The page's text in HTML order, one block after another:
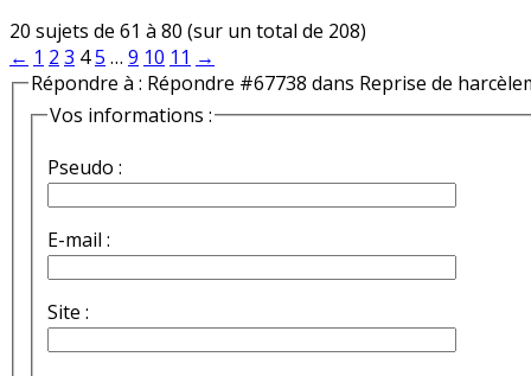
20 sujets de 61 à 80 (sur un total de 208)
← 1 2 3 45 … 9 10 11 →
Répondre à : Répondre #67738 dans Reprise de
Vos informations :
Pseudo :
E-mail :
Site :